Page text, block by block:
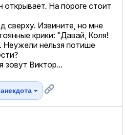
открывает. На пороге стоит
сверху. Извините, но мне
крики: "Давай, Коля!
Неужели нельзя потише
зовут Виктор...